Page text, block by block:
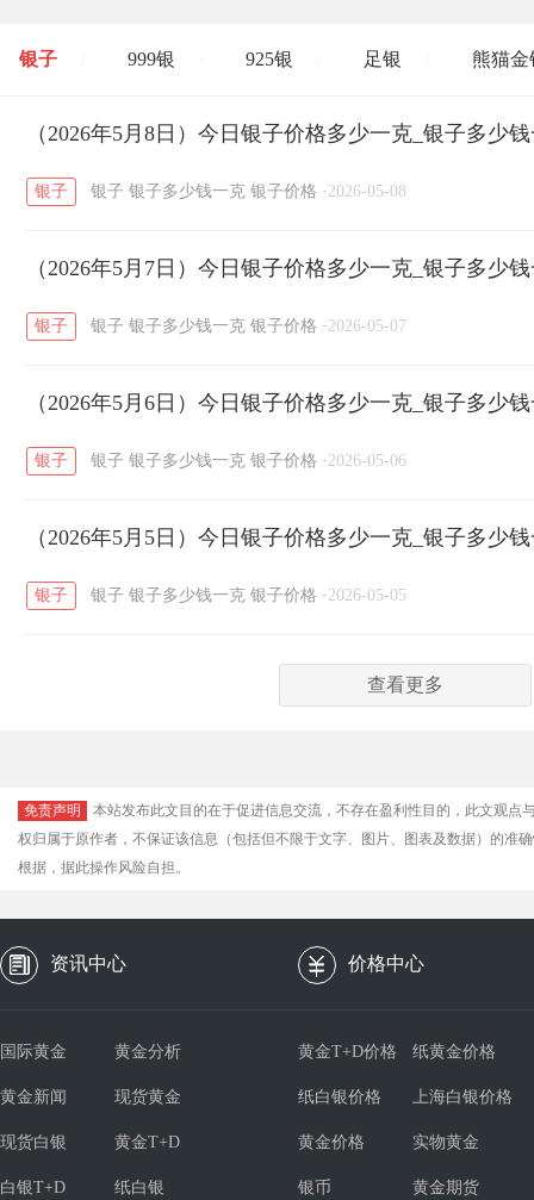
银子 999银 925银 足银 熊猫金
开国纪念币 大清银币 / 长城币 / 老
菜百 周生生 周大生
六福 / 金至尊 / 潮宏基 / 亚一金店
（2026年5月8日）今日银子价格多少一克_银子多少
银子 银子 银子多少钱一克 银子价格 · 2026-05-08
（2026年5月7日）今日银子价格多少一克_银子多少
银子 银子 银子多少钱一克 银子价格 · 2026-05-07
（2026年5月6日）今日银子价格多少一克_银子多少
银子 银子 银子多少钱一克 银子价格 · 2026-05-06
（2026年5月5日）今日银子价格多少一克_银子多少
银子 银子 银子多少钱一克 银子价格 · 2026-05-05
查看更多
免责声明
本站发布此文目的在于促进信息交流，不存在盈利性目的，此文观
权归属于原作者，不保证该信息（包括但不限于文字、图片、图表及数据）的准
根据，据此操作风险自担。
资讯中心 价格中心
国际黄金 黄金分析
黄金新闻 现货黄金
现货白银 黄金T+D
白银T+D 纸白银
黄金T+D价格 纸黄金价格
纸白银价格 上海白银价格
黄金价格 实物黄金
银币 黄金期货